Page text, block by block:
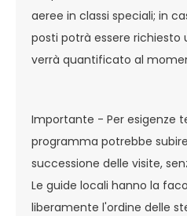
aeree in classi speciali; in
posti potrà essere
verrà quantificato al
Importante - Per esigenze
programma potrebbe
successione delle visite,
Le guide locali hanno la
liberamente l'ordine delle